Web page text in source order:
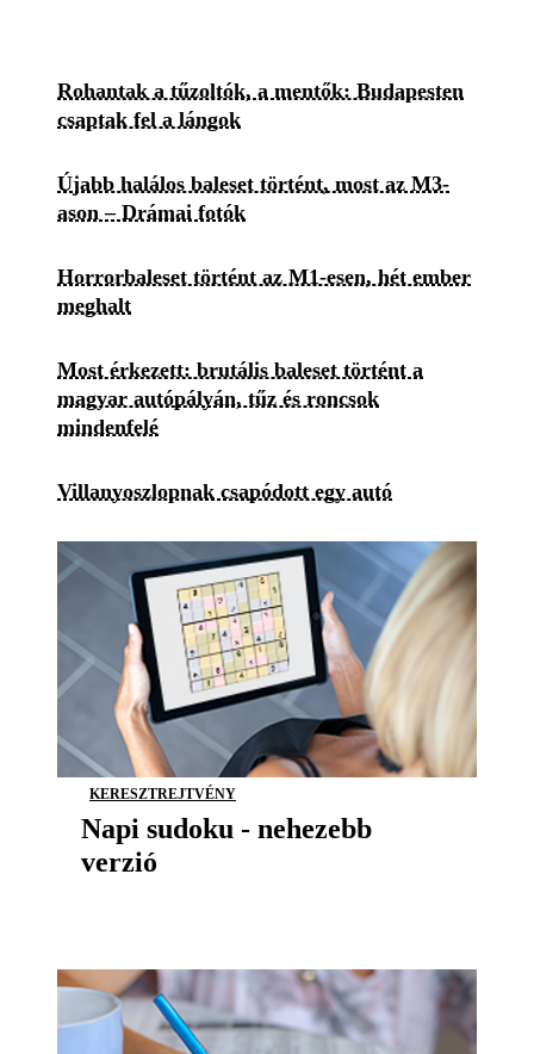
Rohantak a tűzoltók, a mentők: Budapesten
csaptak fel a lángok
Újabb halálos baleset történt, most az M3-
ason – Drámai fotók
Horrorbaleset történt az M1-esen, hét ember
meghalt
Most érkezett: brutális baleset történt a
magyar autópályán, tűz és roncsok
mindenfelé
Villanyoszlopnak csapódott egy autó
KERESZTREJTVÉNY
Napi sudoku - nehezebb
verzió